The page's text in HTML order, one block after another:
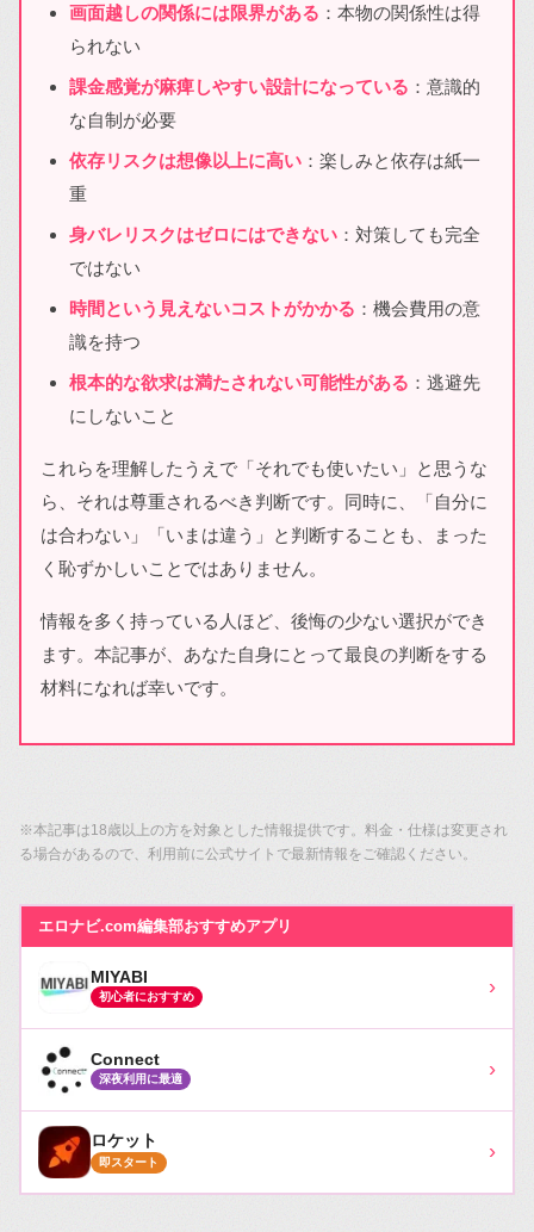
画面越しの関係には限界がある ：本物の関係性は得
られない
課金感覚が麻痺しやすい設計になっている ：意識的
な自制が必要
依存リスクは想像以上に高い ：楽しみと依存は紙一
重
身バレリスクはゼロにはできない ：対策しても完全
ではない
時間という見えないコストがかかる ：機会費用の意
識を持つ
根本的な欲求は満たされない可能性がある ：逃避先
にしないこと
これらを理解したうえで「それでも使いたい」と思うな
ら、それは尊重されるべき判断です。同時に、「自分に
は合わない」「いまは違う」と判断することも、まった
く恥ずかしいことではありません。
情報を多く持っている人ほど、後悔の少ない選択ができ
ます。本記事が、あなた自身にとって最良の判断をする
材料になれば幸いです。
※本記事は18歳以上の方を対象とした情報提供です。料金・仕様は変更され
る場合があるので、利用前に公式サイトで最新情報をご確認ください。
エロナビ.com編集部おすすめアプリ
MIYABI
初心者におすすめ ›
Connect
深夜利用に最適 ›
ロケット
即スタート ›